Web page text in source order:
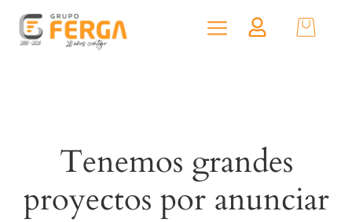
Tenemos grandes
proyectos por anunciar